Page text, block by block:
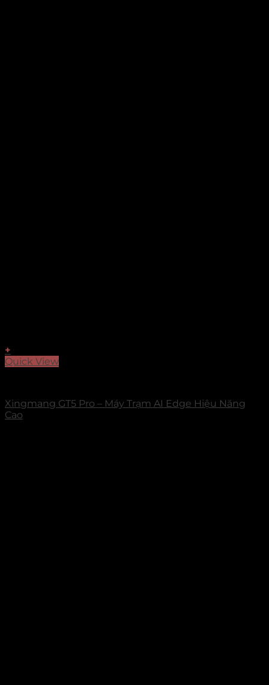
+
Quick View
Xingmang GT5 Pro – Máy Trạm AI Edge Hiệu Năng
Cao